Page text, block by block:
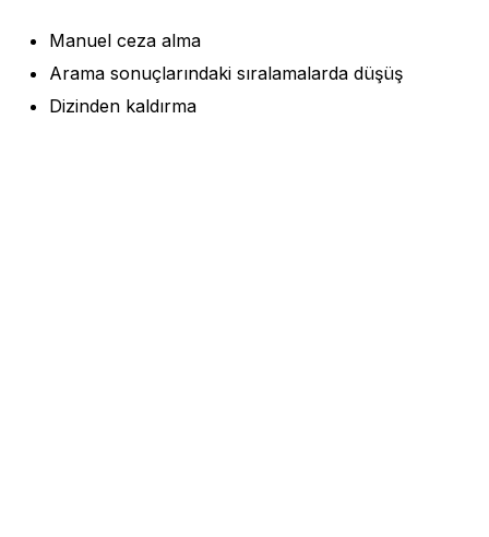
Manuel ceza alma
Arama sonuçlarındaki sıralamalarda düşüş
Dizinden kaldırma